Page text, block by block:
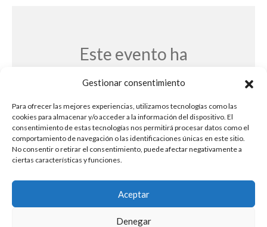
Gestionar consentimiento
Para ofrecer las mejores experiencias, utilizamos tecnologías como las
cookies para almacenar y/o acceder a la información del dispositivo. El
consentimiento de estas tecnologías nos permitirá procesar datos como el
comportamiento de navegación o las identificaciones únicas en este sitio.
No consentir o retirar el consentimiento, puede afectar negativamente a
ciertas características y funciones.
Aceptar
Denegar
Este evento ha